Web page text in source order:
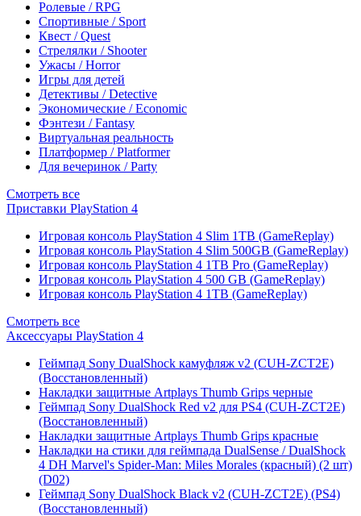
Ролевые / RPG
Спортивные / Sport
Квест / Quest
Стрелялки / Shooter
Ужасы / Horror
Игры для детей
Детективы / Detective
Экономические / Economic
Фэнтези / Fantasy
Виртуальная реальность
Платформер / Platformer
Для вечеринок / Party
Смотреть все
Приставки PlayStation 4
Игровая консоль PlayStation 4 Slim 1TB (GameReplay)
Игровая консоль PlayStation 4 Slim 500GB (GameReplay)
Игровая консоль PlayStation 4 1TB Pro (GameReplay)
Игровая консоль PlayStation 4 500 GB (GameReplay)
Игровая консоль PlayStation 4 1TB (GameReplay)
Смотреть все
Аксессуары PlayStation 4
Геймпад Sony DualShock камуфляж v2 (CUH-ZCT2E)
(Восстановленный)
Накладки защитные Artplays Thumb Grips черные
Геймпад Sony DualShock Red v2 для PS4 (CUH-ZCT2E)
(Восстановленный)
Накладки защитные Artplays Thumb Grips красные
Накладки на стики для геймпада DualSense / DualShock
4 DH Marvel's Spider-Man: Miles Morales (красный) (2 шт)
(D02)
Геймпад Sony DualShock Black v2 (CUH-ZCT2E) (PS4)
(Восстановленный)